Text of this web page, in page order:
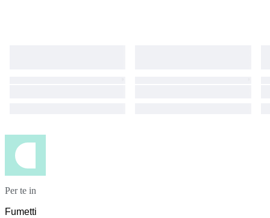
Per te in
Fumetti